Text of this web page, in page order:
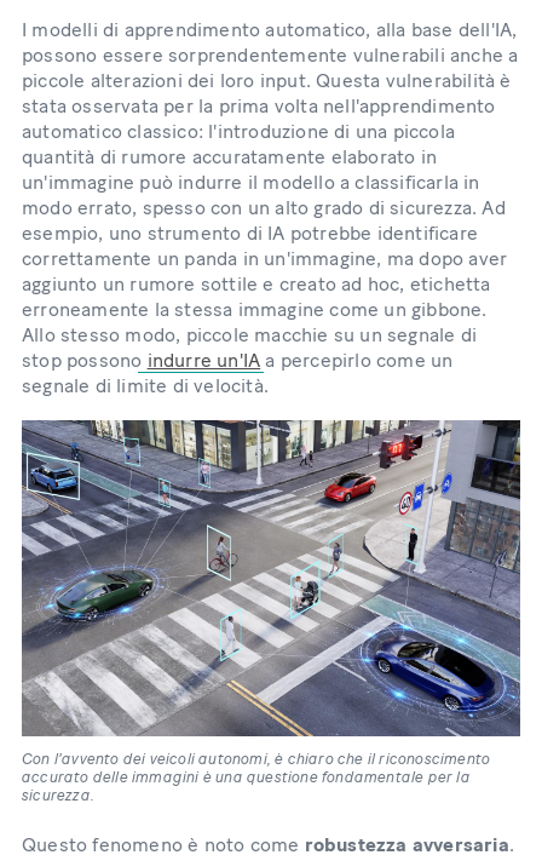
I modelli di apprendimento automatico, alla base dell'IA,
possono essere sorprendentemente vulnerabili anche a
piccole alterazioni dei loro input. Questa vulnerabilità è
stata osservata per la prima volta nell'apprendimento
automatico classico: l'introduzione di una piccola
quantità di rumore accuratamente elaborato in
un'immagine può indurre il modello a classificarla in
modo errato, spesso con un alto grado di sicurezza. Ad
esempio, uno strumento di IA potrebbe identificare
correttamente un panda in un'immagine, ma dopo aver
aggiunto un rumore sottile e creato ad hoc, etichetta
erroneamente la stessa immagine come un gibbone.
Allo stesso modo, piccole macchie su un segnale di
stop possono indurre un'IA a percepirlo come un
segnale di limite di velocità.
Con l'avvento dei veicoli autonomi, è chiaro che il riconoscimento
accurato delle immagini è una questione fondamentale per la
sicurezza.
Questo fenomeno è noto come robustezza avversaria.